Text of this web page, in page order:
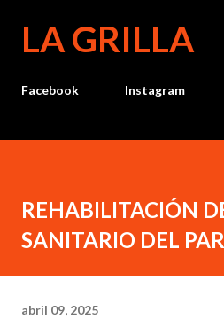
LA GRILLA
Facebook Instagram
REHABILITACIÓN
SANITARIO DEL
abril 09, 2025